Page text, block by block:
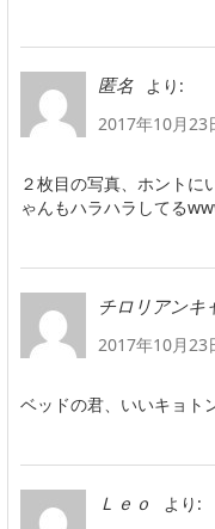
匿名
より:
2017年10月23
２枚目の写真、ホント
ゃんもハラハラしてる
チロリアンキ
2017年10月23
ベッドの君、いいキョト
Ｌｅｏ
より: